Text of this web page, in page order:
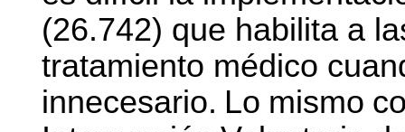
(26.742) que habilita a
tratamiento médico
innecesario. Lo mismo